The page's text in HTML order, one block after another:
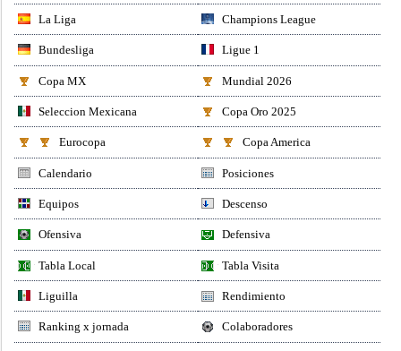
La Liga Champions League
Bundesliga Ligue 1
Copa MX Mundial 2026
Seleccion Mexicana Copa Oro 2025
Eurocopa Copa America
Calendario Posiciones
Equipos Descenso
Ofensiva Defensiva
Tabla Local Tabla Visita
Liguilla Rendimiento
Ranking x jornada Colaboradores